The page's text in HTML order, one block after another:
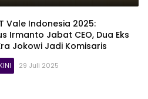
Vale Indonesia 2025:
Irmanto Jabat CEO, Dua Eks
Jokowi Jadi Komisaris
29 Juli 2025